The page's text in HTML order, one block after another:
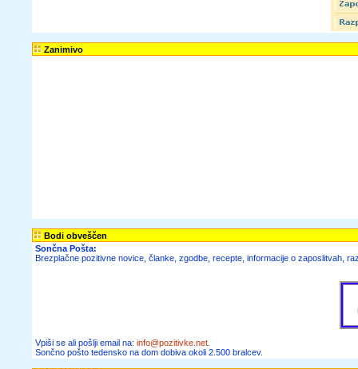
Zanimivo
Bodi obveščen
Sončna Pošta:
Brezplačne pozitivne novice, članke, zgodbe, recepte, informacije o zaposlitvah,
Vpiši se ali pošlji email na: info@pozitivke.net
Sončno pošto tedensko na dom dobiva okoli 2.500 bralcev.